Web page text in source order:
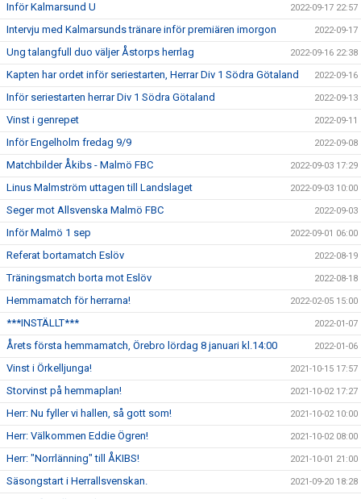
Inför Kalmarsund U 2022-09-17 22:57
Intervju med Kalmarsunds tränare inför premiären imorgon 2022-09-17
Ung talangfull duo väljer Åstorps herrlag 2022-09-16 22:38
Kapten har ordet inför seriestarten, Herrar Div 1 Södra Götaland 2022-09-16
Inför seriestarten herrar Div 1 Södra Götaland 2022-09-13
Vinst i genrepet 2022-09-11
Inför Engelholm fredag 9/9 2022-09-08
Matchbilder Åkibs - Malmö FBC 2022-09-03 17:29
Linus Malmström uttagen till Landslaget 2022-09-03 10:00
Seger mot Allsvenska Malmö FBC 2022-09-03
Inför Malmö 1 sep 2022-09-01 06:00
Referat bortamatch Eslöv 2022-08-19
Träningsmatch borta mot Eslöv 2022-08-18
Hemmamatch för herrarna! 2022-02-05 15:00
***INSTÄLLT*** 2022-01-07
Årets första hemmamatch, Örebro lördag 8 januari kl.14:00 2022-01-06
Vinst i Örkelljunga! 2021-10-15 17:57
Storvinst på hemmaplan! 2021-10-02 17:27
Herr: Nu fyller vi hallen, så gott som! 2021-10-02 10:00
Herr: Välkommen Eddie Ögren! 2021-10-02 08:00
Herr: "Norrlänning" till ÅKIBS! 2021-10-01 21:00
Säsongstart i Herrallsvenskan. 2021-09-20 18:28